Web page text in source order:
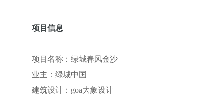
项目信息
项目名称：绿城春风金沙
业主：绿城中国
建筑设计：goa大象设计